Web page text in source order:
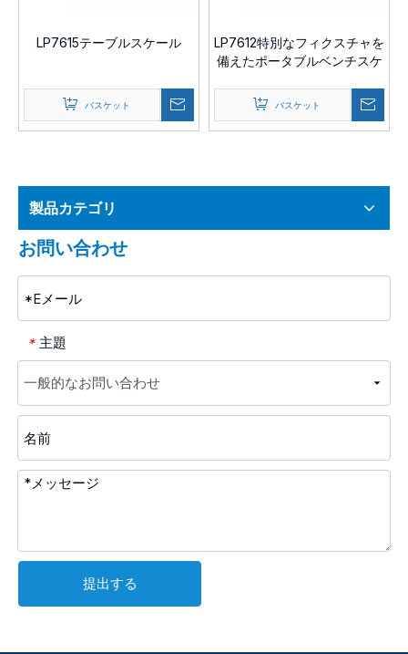
LP7615テーブルスケール
バスケット
LP7612特別なフィクスチャを
備えたポータブルベンチスケ
バスケット
製品カテゴリ
お問い合わせ
* 主題
提出する